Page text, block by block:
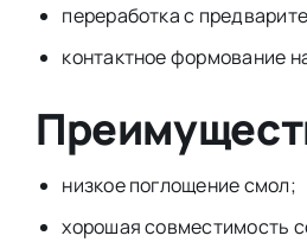
переработка с
контактное формование
низкое поглощение смол;
хорошая совместимость